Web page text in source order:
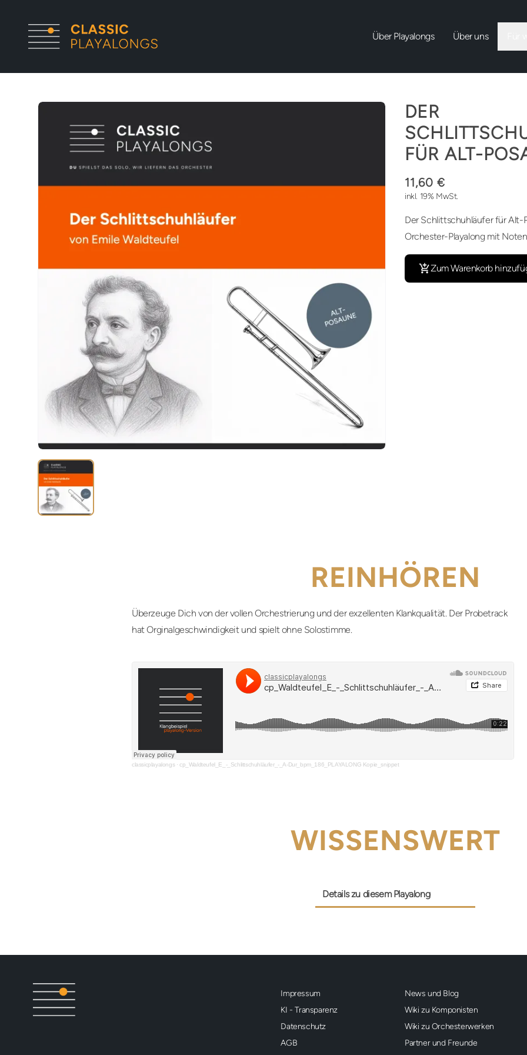
Über Playalongs Über uns
DER
FÜR ALT-
11,60 €
inkl. 19% MwSt.
Der Schlittschuhläufer für Alt-
Orchester-Playalong mit
Zum Warenkorb
REINHÖREN
Überzeuge Dich von der vollen Orchestrierung und der exzellenten Klankqualität. Der Probetrack
hat Orginalgeschwindigkeit und spielt ohne Solostimme.
classicplayalongs·cp_Waldteufel_E_-_Schlittschuhläufer_-_A-Dur_bpm_186_PLAYALONG Kopie_snippet
WISSENSWERT
Details zu diesem Playalong
Impressum
KI - Transparenz
Datenschutz
AGB
News und Blog
Wiki zu Komponisten
Wiki zu Orchesterwerken
Partner und Freunde